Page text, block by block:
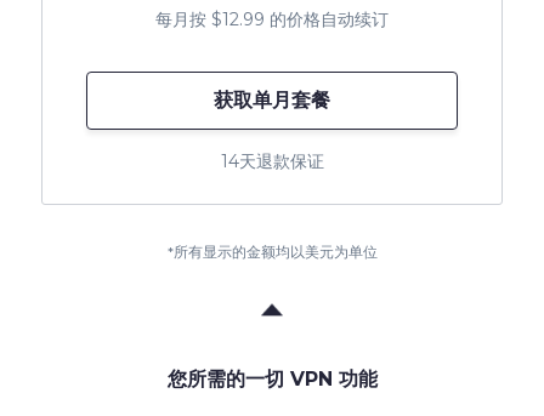
每月按 $12.99 的价格自动续订
获取单月套餐
14天退款保证
*所有显示的金额均以美元为单位
您所需的一切 VPN 功能